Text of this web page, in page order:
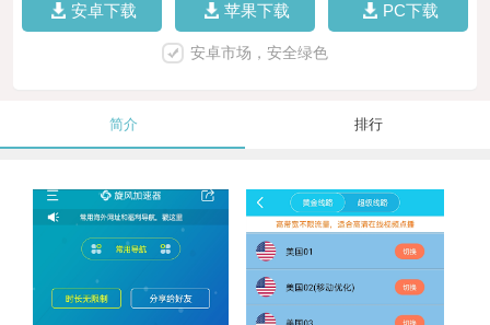
安卓下载 苹果下载 PC下载
安卓市场，安全绿色
简介 排行